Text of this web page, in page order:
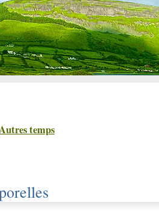
temps